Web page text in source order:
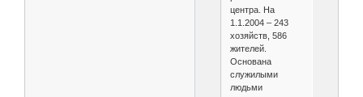
центра. На
1.1.2004 – 243
хозяйств, 586
жителей.
Основана
служилыми
людьми